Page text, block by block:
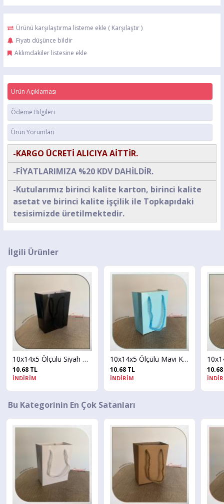
Ürünü karşılaştırma listeme ekle ( Karşılaştır)
Fiyatı düşünce bildir
Aklımdakiler listesine ekle
Ürün Açıklaması
Ödeme Bilgileri
Ürün Yorumları
-KARGO ÜCRETİ ALICIYA AİTTİR.
-FİYATLARIMIZA %20 KDV DAHİLDİR.
-Kutularımız birinci kalite karton, birinci kalite
asetat ve birinci kalite işçilik ile Topkapıdaki
tesisimizde üretilmektedir.
İlgili Ürünler
10x14x5 Ölçülü Siyah Karton Çanta
10.68 TL
İNDİRİM
10x14x5 Ölçülü Mavi Karton Çanta
10.68 TL
İNDİRİM
10.68 TL
İNDİRİM
Bu Kategorinin En Çok Satanları